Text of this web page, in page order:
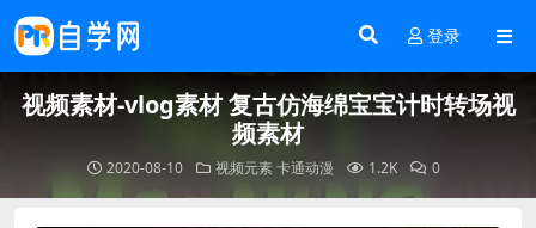
登录
视频素材-vlog素材 复古仿海绵宝宝计时转场视
频素材
2020-08-10 视频元素 卡通动漫 1.2K 0